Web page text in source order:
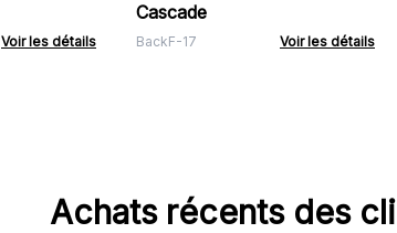
Voir les détails
Cascade
BackF-17 Voir les détails
Achats récents des